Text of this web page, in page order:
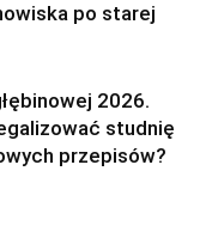
po starej
2026.
studnię
przepisów?